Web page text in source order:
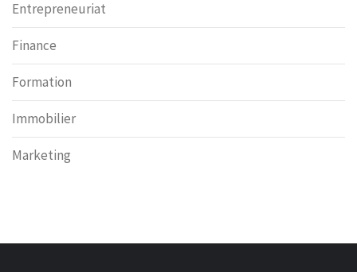
Entrepreneuriat
Finance
Formation
Immobilier
Marketing